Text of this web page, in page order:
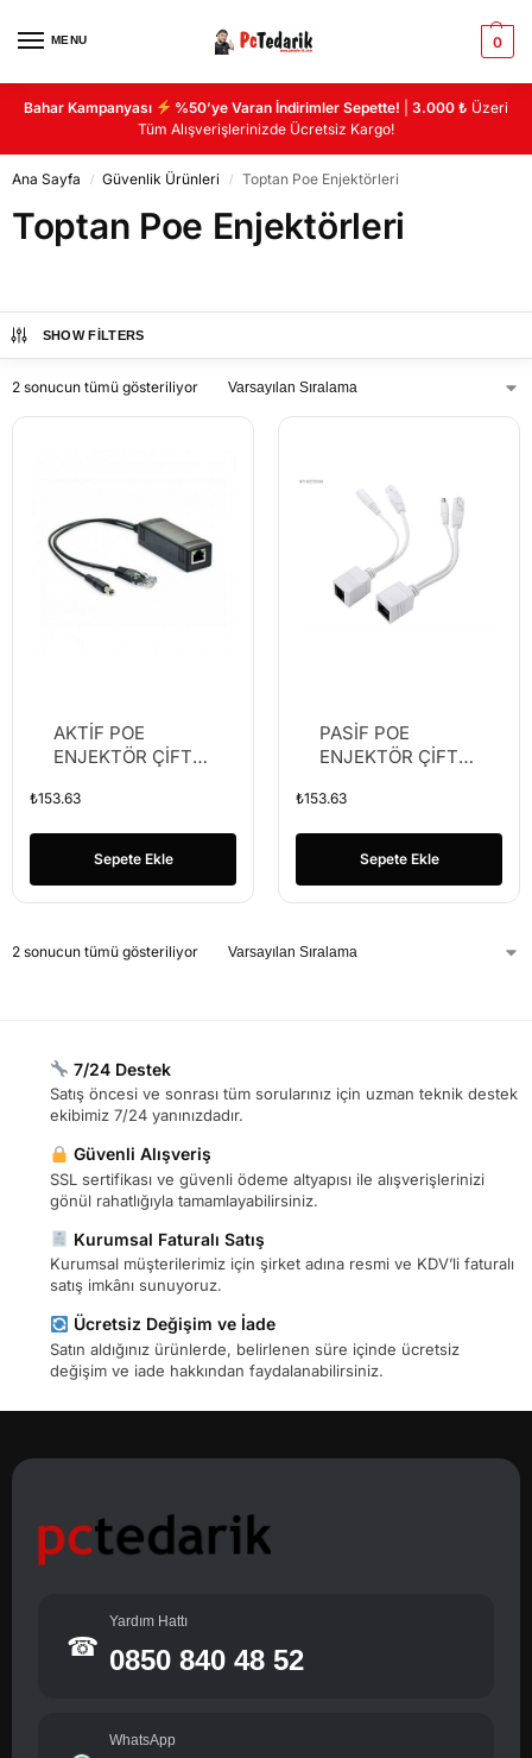
MENU 0
Bahar Kampanyası %50’ye Varan İndirimler Sepette! |3.000 ₺ Üzeri
Tüm Alışverişlerinizde Ücretsiz Kargo!
Ana Sayfa / Güvenlik Ürünleri / Toptan Poe Enjektörleri
Toptan Poe Enjektörleri
SHOW FILTERS
2 sonucun tümü gösteriliyor
AKTİF POE
ENJEKTÖR ÇİFTLİ
ÇIKIŞ F24100 80-
100MT
₺153.63
Sepete Ekle
PASİF POE
ENJEKTÖR ÇİFTLİ
DESTEKLİ 30-
60MT
₺153.63
Sepete Ekle
2 sonucun tümü gösteriliyor
7/24 Destek
Satış öncesi ve sonrası tüm sorularınız için uzman teknik destek
ekibimiz 7/24 yanınızdadır.
Güvenli Alışveriş
SSL sertifikası ve güvenli ödeme altyapısı ile alışverişlerinizi
gönül rahatlığıyla tamamlayabilirsiniz.
Kurumsal Faturalı Satış
Kurumsal müşterilerimiz için şirket adına resmi ve KDV’li faturalı
satış imkânı sunuyoruz.
Ücretsiz Değişim ve İade
Satın aldığınız ürünlerde, belirlenen süre içinde ücretsiz
değişim ve iade hakkından faydalanabilirsiniz.
☎
Yardım Hattı
0850 840 48 52
WhatsApp